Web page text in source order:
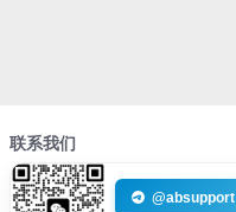
联系我们
@absupport